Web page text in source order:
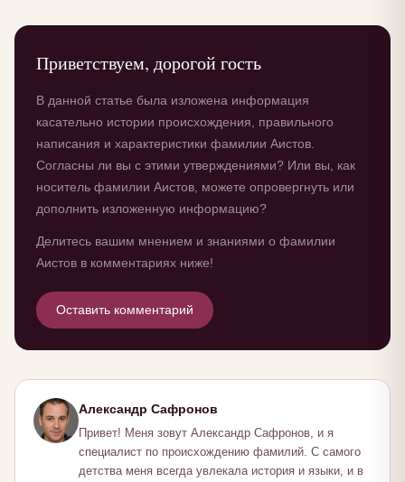
Приветствуем, дорогой гость
В данной статье была изложена информация
касательно истории происхождения, правильного
написания и характеристики фамилии Аистов.
Согласны ли вы с этими утверждениями? Или вы, как
носитель фамилии Аистов, можете опровергнуть или
дополнить изложенную информацию?
Делитесь вашим мнением и знаниями о фамилии
Аистов в комментариях ниже!
Оставить комментарий
Александр Сафронов
Привет! Меня зовут Александр Сафронов, и я
специалист по происхождению фамилий. С самого
детства меня всегда увлекала история и языки, и в